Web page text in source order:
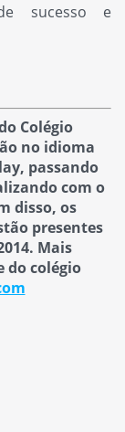
sucesso e
Colégio
no idioma
passando
com o
disso, os
presentes
Mais
do colégio